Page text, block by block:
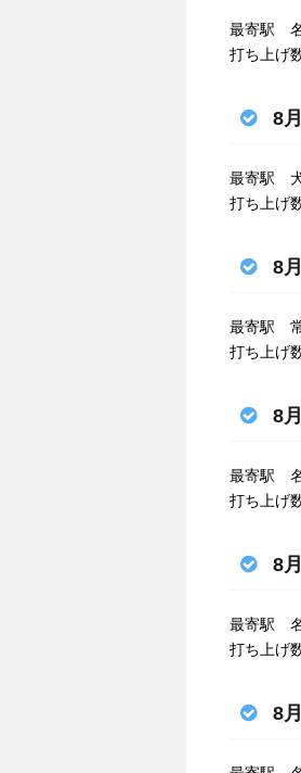
最寄駅
打ち上げ
8
最寄駅
打ち上げ
8
最寄駅 常
打ち上げ
8
最寄駅 名
打ち上げ
8
最寄駅 名
打ち上げ
8